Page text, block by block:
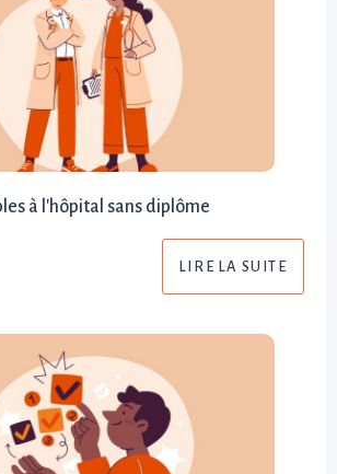
à l'hôpital sans diplôme
LIRE LA SUITE